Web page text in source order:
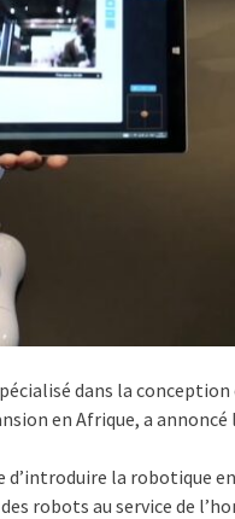
dans la
en Afrique, a
la robotique
robots au service de